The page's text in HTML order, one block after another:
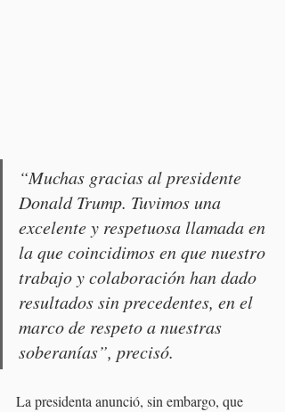
“Muchas gracias al presidente
Donald Trump. Tuvimos una
excelente y respetuosa llamada en
la que coincidimos en que nuestro
trabajo y colaboración han dado
resultados sin precedentes, en el
marco de respeto a nuestras
soberanías”, precisó.
La presidenta anunció, sin embargo, que